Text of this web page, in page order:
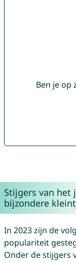
Ben je op
Stijgers van het
bijzondere
In 2023 zijn de
populariteit
Onder de stijgers